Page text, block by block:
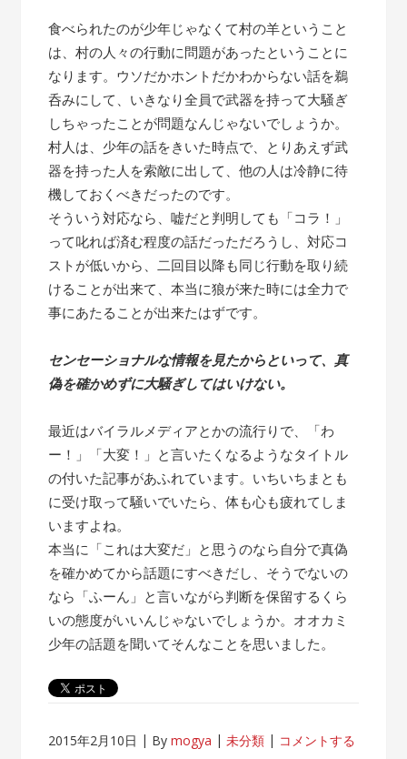
食べられたのが少年じゃなくて村の羊ということ
は、村の人々の行動に問題があったということに
なります。ウソだかホントだかわからない話を鵜
呑みにして、いきなり全員で武器を持って大騒ぎ
しちゃったことが問題なんじゃないでしょうか。
村人は、少年の話をきいた時点で、とりあえず武
器を持った人を索敵に出して、他の人は冷静に待
機しておくべきだったのです。
そういう対応なら、嘘だと判明しても「コラ！」
って叱れば済む程度の話だっただろうし、対応コ
ストが低いから、二回目以降も同じ行動を取り続
けることが出来て、本当に狼が来た時には全力で
事にあたることが出来たはずです。
センセーショナルな情報を見たからといって、真
偽を確かめずに大騒ぎしてはいけない。
最近はバイラルメディアとかの流行りで、「わ
ー！」「大変！」と言いたくなるようなタイトル
の付いた記事があふれています。いちいちまとも
に受け取って騒いでいたら、体も心も疲れてしま
いますよね。
本当に「これは大変だ」と思うのなら自分で真偽
を確かめてから話題にすべきだし、そうでないの
なら「ふーん」と言いながら判断を保留するくら
いの態度がいいんじゃないでしょうか。オオカミ
少年の話題を聞いてそんなことを思いました。
2015年2月10日 Bymogya 未分類 コメントする